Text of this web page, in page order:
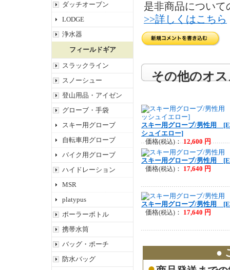
ダッチオーブン
LODGE
浄水器
フィールドギア
スラックライン
スノーシュー
登山用品・アイゼン
グローブ・手袋
スキー用グローブ
自転車用グローブ
バイク用グローブ
ハイドレーション
MSR
platypus
ポーラーボトル
携帯水筒
バッグ・ポーチ
防水バッグ
是非商品について
>>詳しくはこちら
その他のオ
スキー用グローブ/男性用
シュイエロー]
価格(税込)：12,600 円
スキー用グローブ/男性用
価格(税込) ： 17,640 円
スキー用グローブ/男性用
価格(税込) ： 17,640 円
●